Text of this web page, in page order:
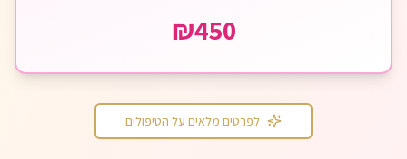
₪450
לפרטים מלאים על הטיפולים